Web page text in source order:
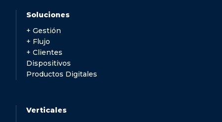
Soluciones
+ Gestión
+ Flujo
+ Clientes
Dispositivos
Productos Digitales
Verticales